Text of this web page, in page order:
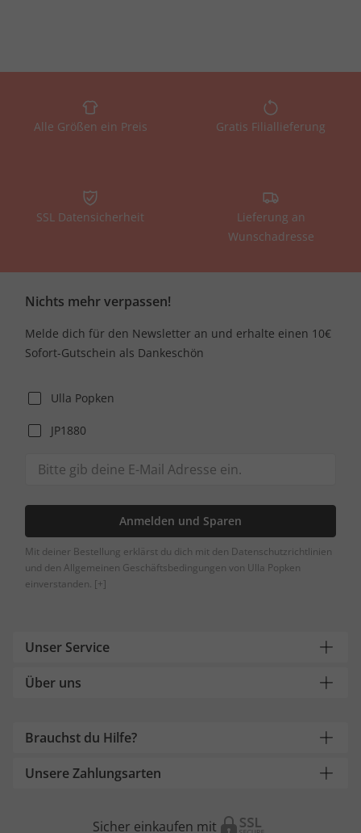
Alle Größen ein Preis Gratis Filiallieferung
SSL Datensicherheit
Lieferung an
Wunschadresse
Nichts mehr verpassen!
Melde dich für den Newsletter an und erhalte einen 10€
Sofort-Gutschein als Dankeschön
Ulla Popken
JP1880
Anmelden und Sparen
Mit deiner Bestellung erklärst du dich mit den Datenschutzrichtlinien
und den Allgemeinen Geschäftsbedingungen von Ulla Popken
einverstanden. [+]
Unser Service
Über uns
Brauchst du Hilfe?
Unsere Zahlungsarten
Sicher einkaufen mit